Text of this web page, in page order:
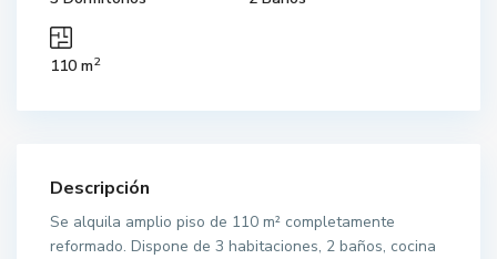
110 m2
Descripción
Se alquila amplio piso de 110 m² completamente
reformado. Dispone de 3 habitaciones, 2 baños, cocina